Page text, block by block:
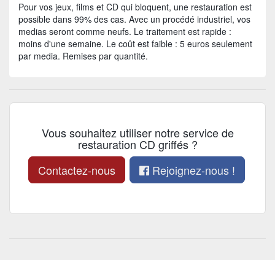
Pour vos jeux, films et CD qui bloquent, une restauration est
possible dans 99% des cas. Avec un procédé industriel, vos
medias seront comme neufs. Le traitement est rapide :
moins d'une semaine. Le coût est faible : 5 euros seulement
par media. Remises par quantité.
Vous souhaitez utiliser notre service de
restauration CD griffés ?
Contactez-nous
Rejoignez-nous !